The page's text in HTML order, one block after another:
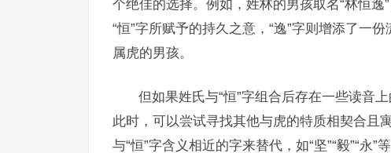
个绝佳的选择。例如，姓林的男孩取名“林恒逸
“恒”字所赋予的持久之意，“逸”字则增添了一
属虎的男孩。
但如果姓氏与“恒”字组合后存在一些读音
此时，可以尝试寻找其他与虎的特质相契合且
与“恒”字含义相近的字来替代，如“坚”“毅”“永